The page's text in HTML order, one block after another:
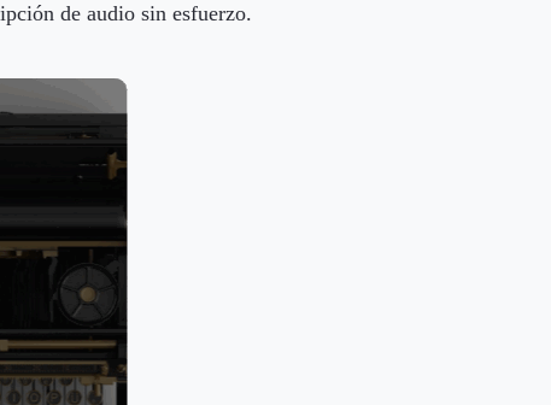
de audio sin esfuerzo.